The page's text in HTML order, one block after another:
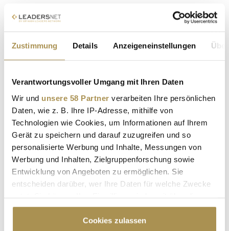
Zustimmung Details Anzeigeneinstellungen
Verantwortungsvoller Umgang mit Ihren Daten
Wir und unsere 58 Partner verarbeiten Ihre persönlichen
Daten, wie z. B. Ihre IP-Adresse, mithilfe von
Technologien wie Cookies, um Informationen auf Ihrem
Gerät zu speichern und darauf zuzugreifen und so
personalisierte Werbung und Inhalte, Messungen von
Werbung und Inhalten, Zielgruppenforschung sowie
Entwicklung von Angeboten zu ermöglichen. Sie
entscheiden darüber, wer Ihre Daten für welche Zwecke
Cookie-Erklärung oder durch Klicken auf das Privacy
Trigger Symbol ändern oder widerrufen
Cookies zulassen